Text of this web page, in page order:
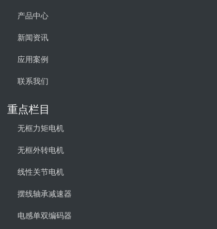
产品中心
新闻资讯
应用案例
联系我们
重点栏目
无框力矩电机
无框外转电机
线性关节电机
摆线轴承减速器
电感单双编码器